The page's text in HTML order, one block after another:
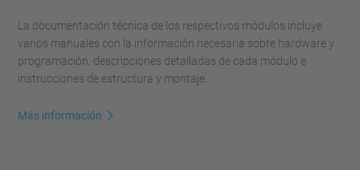
La documentación técnica de los respectivos módulos incluye
varios manuales con la información necesaria sobre hardware y
programación, descripciones detalladas de cada módulo e
instrucciones de estructura y montaje.
Más información